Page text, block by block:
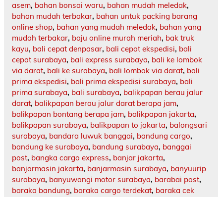
asem, bahan bonsai waru, bahan mudah meledak,
bahan mudah terbakar, bahan untuk packing barang
online shop, bahan yang mudah meledak, bahan yang
mudah terbakar, baju online murah meriah, bak truk
kayu, bali cepat denpasar, bali cepat ekspedisi, bali
cepat surabaya, bali express surabaya, bali ke lombok
via darat, bali ke surabaya, bali lombok via darat, bali
prima ekspedisi, bali prima ekspedisi surabaya, bali
prima surabaya, bali surabaya, balikpapan berau jalur
darat, balikpapan berau jalur darat berapa jam,
balikpapan bontang berapa jam, balikpapan jakarta,
balikpapan surabaya, balikpapan to jakarta, balongsari
surabaya, bandara luwuk banggai, bandung cargo,
bandung ke surabaya, bandung surabaya, banggai
post, bangka cargo express, banjar jakarta,
banjarmasin jakarta, banjarmasin surabaya, banyuurip
surabaya, banyuwangi motor surabaya, barabai post,
baraka bandung, baraka cargo terdekat, baraka cek